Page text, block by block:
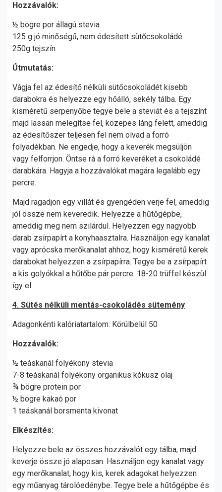
Hozzávalók:
½ bögre por állagú stevia
125 g jó minőségű, nem édesített sütőcsokoládé
250g tejszín
Útmutatás:
Vágja fel az édesítő nélküli sütőcsokoládét kisebb
darabokra és helyezze egy hőálló, sekély tálba. Egy
kisméretű serpenyőbe tegye bele a steviát és a tejszínt
majd lassan melegítse fel, közepes láng felett, ameddig
az édesítőszer teljesen fel nem olvad a forró
folyadékban. Ne engedje, hogy a keverék megsüljön
vagy felforrjon. Öntse rá a forró keveréket a csokoládé
darabkára. Hagyja a hozzávalókat magára legalább egy
percre.
Majd ragadjon egy villát és gyengéden verje fel, ameddig
jól össze nem keveredik. Helyezze a hűtőgépbe,
ameddig meg nem szilárdul. Helyezzen egy nagyobb
darab zsírpapírt a konyhaasztalra. Használjon egy kanalat
vagy aprócska merőkanalat ahhoz, hogy kisméretű kerek
darabokat helyezzen a zsírpapírra. Tegye be a zsírpapírt
a kis golyókkal a hűtőbe pár percre. 18-20 trüffel készül
így el.
4. Sütés nélküli mentás-csokoládés sütemény
Adagonkénti kalóriatartalom: Körülbelül 50
Hozzávalók:
½ teáskanál folyékony stevia
7-8 teáskanál folyékony organikus kókusz olaj
¾ bögre protein por
½ bögre kakaó por
1 teáskanál borsmenta kivonat
Elkészítés:
Helyezze bele az összes hozzávalót egy tálba, majd
keverje össze jó alaposan. Használjon egy kanalat vagy
egy merőkanalat, hogy kis, kerek adagokat helyezzen
egy műanyag tárolóedénybe. Tegye bele a hűtőgépbe és